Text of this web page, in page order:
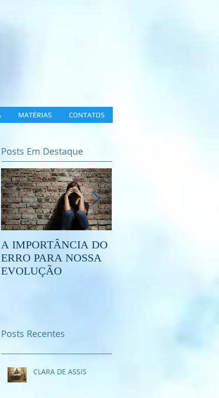
MATÉRIAS CONTATOS
Posts Em Destaque
A IMPORTÂNCIA DO
ERRO PARA NOSSA
EVOLUÇÃO
Posts Recentes
CLARA DE ASSIS